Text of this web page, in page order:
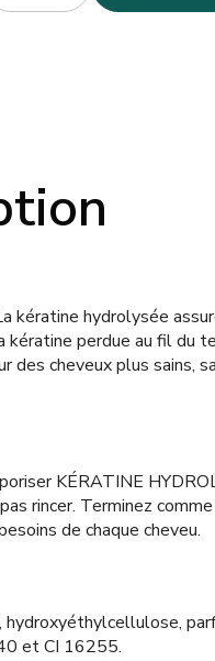
kératine hydrolysée
perdue au fil du
des cheveux plus sains,
KÉRATINE
rincer. Terminez
de chaque cheveu.
hydroxyéthylcellulose,
et CI 16255.